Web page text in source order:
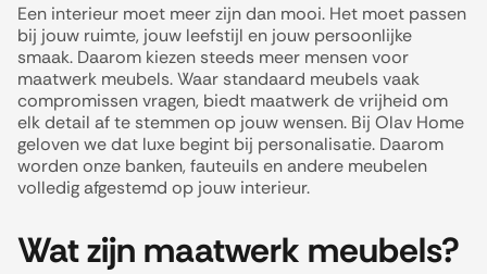
Een interieur moet meer zijn dan mooi. Het moet passen
bij jouw ruimte, jouw leefstijl en jouw persoonlijke
smaak. Daarom kiezen steeds meer mensen voor
maatwerk meubels. Waar standaard meubels vaak
compromissen vragen, biedt maatwerk de vrijheid om
elk detail af te stemmen op jouw wensen. Bij Olav Home
geloven we dat luxe begint bij personalisatie. Daarom
worden onze banken, fauteuils en andere meubelen
volledig afgestemd op jouw interieur.
Wat zijn maatwerk meubels?